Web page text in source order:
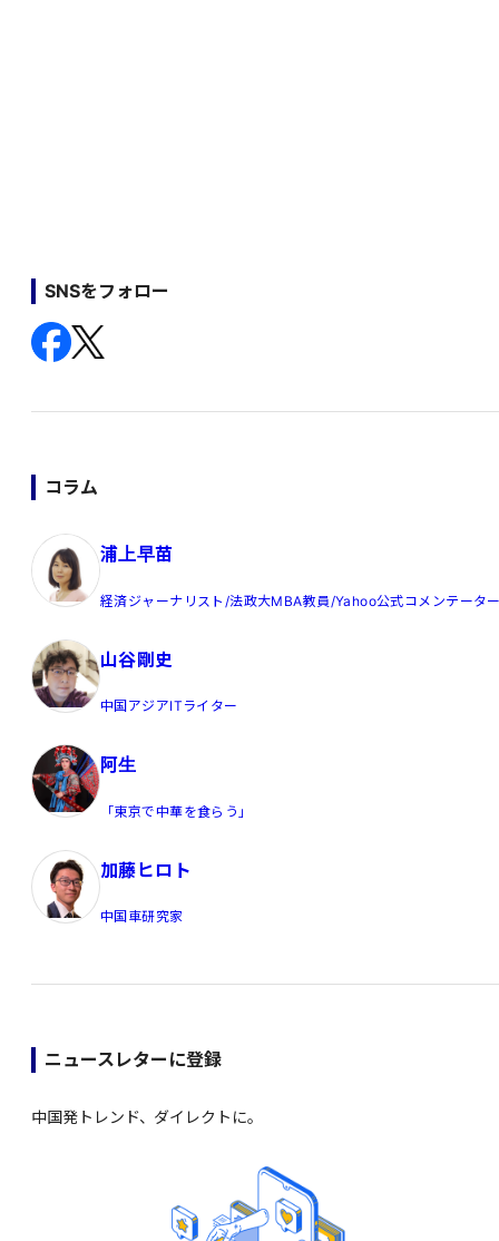
SNSをフォロー
コラム
浦上早苗
経済ジャーナリスト/法政大MBA教員/Yahoo公式コメンテータ
山谷剛史
中国アジアITライター
阿生
「東京で中華を食らう」
加藤ヒロト
中国車研究家
ニュースレターに登録
中国発トレンド、ダイレクトに。